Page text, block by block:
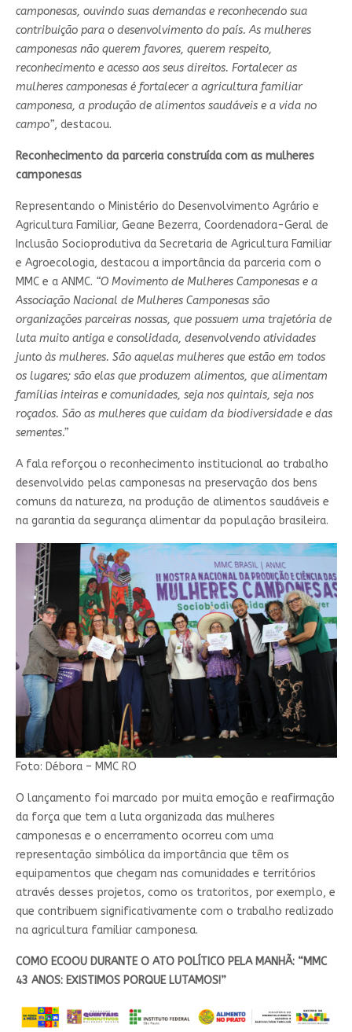
camponesas, ouvindo suas demandas e reconhecendo sua
contribuição para o desenvolvimento do país. As mulheres
camponesas não querem favores, querem respeito,
reconhecimento e acesso aos seus direitos. Fortalecer as
mulheres camponesas é fortalecer a agricultura familiar
camponesa, a produção de alimentos saudáveis e a vida no
campo”, destacou.
Reconhecimento da parceria construída com as mulheres
camponesas
Representando o Ministério do Desenvolvimento Agrário e
Agricultura Familiar, Geane Bezerra, Coordenadora-Geral de
Inclusão Socioprodutiva da Secretaria de Agricultura Familiar
e Agroecologia, destacou a importância da parceria com o
MMC e a ANMC. “O Movimento de Mulheres Camponesas e a
Associação Nacional de Mulheres Camponesas são
organizações parceiras nossas, que possuem uma trajetória de
luta muito antiga e consolidada, desenvolvendo atividades
junto às mulheres. São aquelas mulheres que estão em todos
os lugares; são elas que produzem alimentos, que alimentam
famílias inteiras e comunidades, seja nos quintais, seja nos
roçados. São as mulheres que cuidam da biodiversidade e das
sementes.”
A fala reforçou o reconhecimento institucional ao trabalho
desenvolvido pelas camponesas na preservação dos bens
comuns da natureza, na produção de alimentos saudáveis e
na garantia da segurança alimentar da população brasileira.
Foto: Débora – MMC RO
O lançamento foi marcado por muita emoção e reafirmação
da força que tem a luta organizada das mulheres
camponesas e o encerramento ocorreu com uma
representação simbólica da importância que têm os
equipamentos que chegam nas comunidades e territórios
através desses projetos, como os tratoritos, por exemplo, e
que contribuem significativamente com o trabalho realizado
na agricultura familiar camponesa.
COMO ECOOU DURANTE O ATO POLÍTICO PELA MANHÃ: “MMC
43 ANOS: EXISTIMOS PORQUE LUTAMOS!”